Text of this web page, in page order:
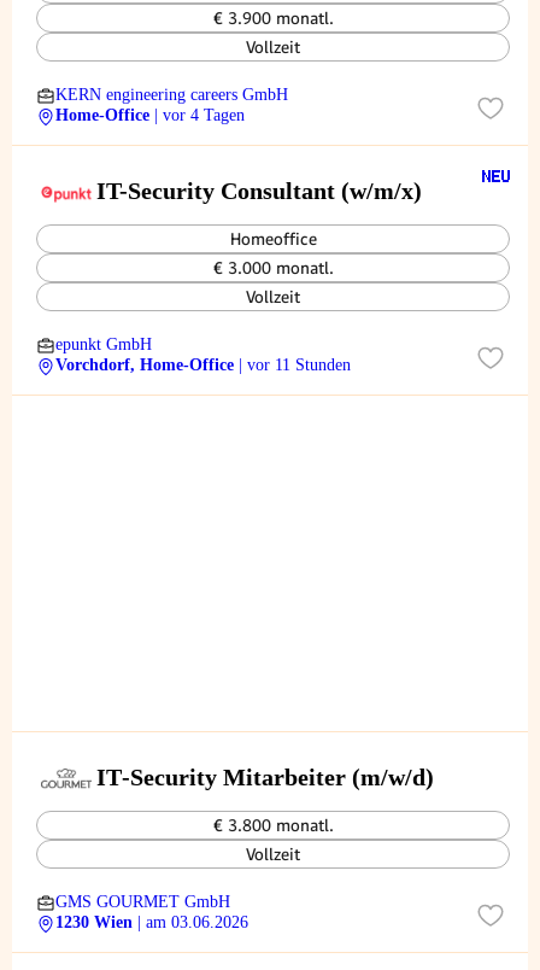
€ 3.900 monatl.
Vollzeit
KERN engineering careers GmbH
Home-Office
| vor 4 Tagen
IT-Security Consultant (w/m/x)
Homeoffice
€ 3.000 monatl.
Vollzeit
epunkt GmbH
Vorchdorf, Home-Office
| vor 11 Stunden
IT‑Security Mitarbeiter (m/w/d)
€ 3.800 monatl.
Vollzeit
GMS GOURMET GmbH
1230 Wien
| am 03.06.2026